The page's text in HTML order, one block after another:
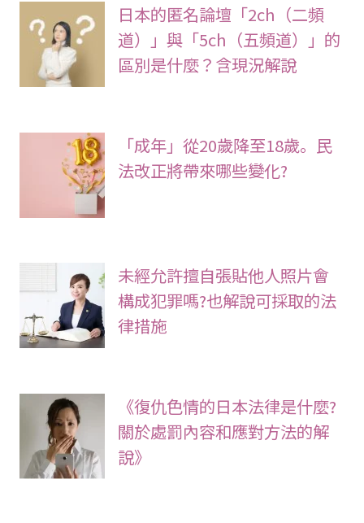
日本的匿名論壇「2ch（二頻
道）」與「5ch（五頻道）」的
區別是什麼？含現況解說
「成年」從20歲降至18歲。民
法改正將帶來哪些變化?
未經允許擅自張貼他人照片會
構成犯罪嗎?也解說可採取的法
律措施
《復仇色情的日本法律是什麼?
關於處罰內容和應對方法的解
說》